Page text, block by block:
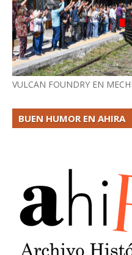
VULCAN FOUNDRY EN
BUEN HUMOR EN AHIRA